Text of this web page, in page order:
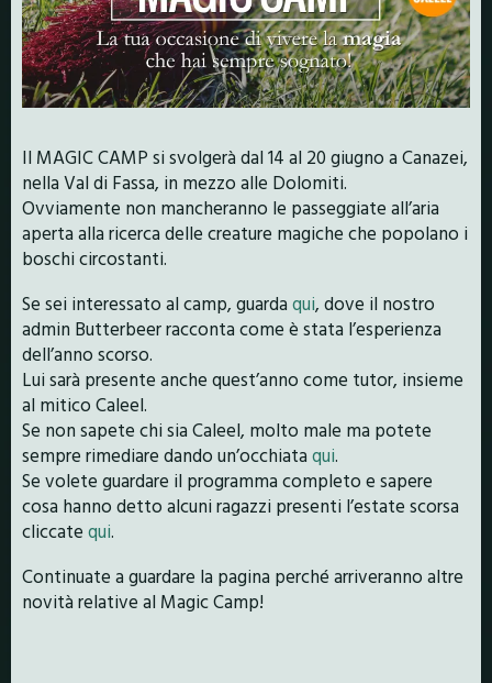
Il MAGIC CAMP si svolgerà dal 14 al 20 giugno a Canazei,
nella Val di Fassa, in mezzo alle Dolomiti.
Ovviamente non mancheranno le passeggiate all’aria
aperta alla ricerca delle creature magiche che popolano i
boschi circostanti.
Se sei interessato al camp, guarda qui, dove il nostro
admin Butterbeer racconta come è stata l’esperienza
dell’anno scorso.
Lui sarà presente anche quest’anno come tutor, insieme
al mitico Caleel.
Se non sapete chi sia Caleel, molto male ma potete
sempre rimediare dando un’occhiata qui.
Se volete guardare il programma completo e sapere
cosa hanno detto alcuni ragazzi presenti l’estate scorsa
cliccate qui.
Continuate a guardare la pagina perché arriveranno altre
novità relative al Magic Camp!